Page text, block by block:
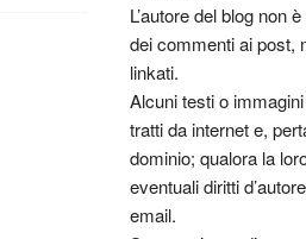
L’autore del blog non
dei commenti ai post,
linkati.
Alcuni testi o
tratti da internet e,
dominio; qualora la
eventuali diritti
email.